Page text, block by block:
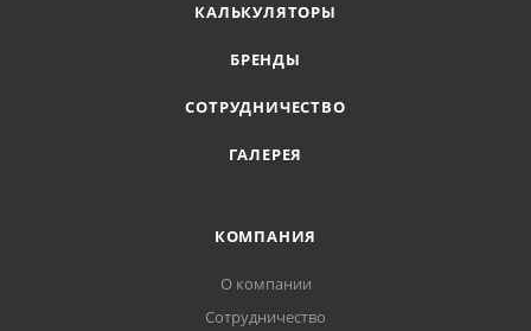
КАЛЬКУЛЯТОРЫ
БРЕНДЫ
СОТРУДНИЧЕСТВО
ГАЛЕРЕЯ
КОМПАНИЯ
О компании
Сотрудничество